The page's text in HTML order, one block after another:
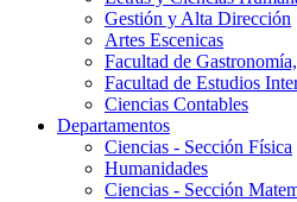
Gestión y Alta Dirección
Artes Escenicas
Facultad de
Facultad de Estudios
Ciencias Contables
Departamentos
Ciencias - Sección Física
Humanidades
Ciencias - Sección